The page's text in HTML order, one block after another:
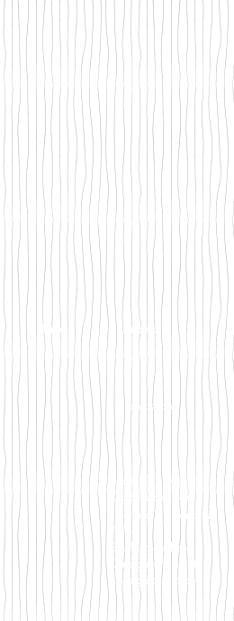
Home Chi siamo
Presentazione
Cos'è Can.Ale
Organizzazione
I momenti importanti
Video
Giù la maschera
Consiglio di Istituto
Consigli di classe